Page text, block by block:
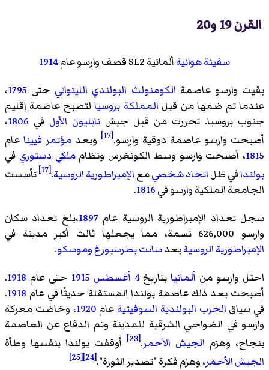
القرن 19 و20
سفينة هوائيةألمانية SL2 قصف وارسو عام
1914
بقيت وارسو عاصمة الكومنولث البولندي الليتواني حتى 1795،
عندما تم ضمها من قبل المملكة بروسيالتصبح عاصمة إقليم
جنوب بروسيا. تحررت من قبل جيش نابليون الأول في 1806،
أصبحت وارسو عاصمة دوقية وارسو.[17] وبعد مؤتمر فيينا عام
1815، أصبحت وارسو وسط الكونغرس ونظامملكي دستوري في
بولندافي ظلاتحاد شخصيمعالإمبراطورية الروسية.
[17]
تأسست
الجامعة الملكية وارسو في1816
.
سجل تعداد الإمبراطورية الروسية عام 1897،بلغ تعداد سكان
وارسو 626,000 نسمة، مما يجعلها ثالث أكبر مدينة في
الإمبراطورية الروسيةبعدسانت بطرسبورغوموسكو.
احتل وارسو من ألمانيابتاريخ4 أغسطس 1915 حتى عام 1918
.
أصبحت بعد ذلك عاصمة بولندا المستقلة حديثًا في عام 1918
.
في سياق الحرب البولندية السوفيتية عام 1920، وخاضت معركة
وارسو في الضواحي الشرقية للمدينة وتم الدفاع عن العاصمة
بنجاح، وهزم الجيش الأحمر.
[23]
أوقفت بولندا بنفسها وطأة
الجيش الأحمر، وهزم فكرة "تصدير الثورة".[24]
[25]